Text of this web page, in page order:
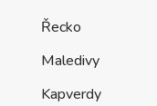
Řecko
Maledivy
Kapverdy